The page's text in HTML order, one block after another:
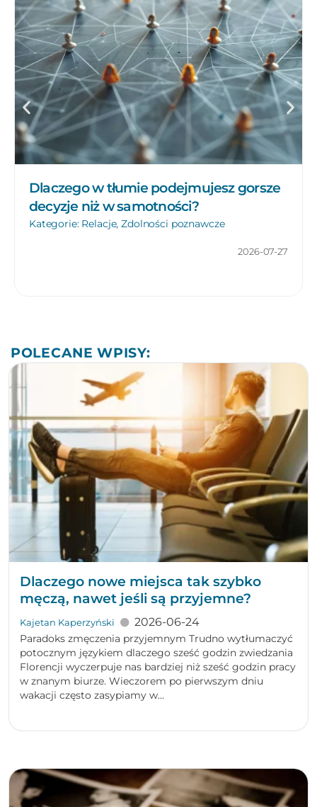
Dlaczego w tłumie podejmujesz gorsze
decyzje niż w samotności?
Kategorie: Relacje,Zdolności poznawcze
2026-07-27
POLECANE WPISY:
Dlaczego nowe miejsca tak szybko
męczą, nawet jeśli są przyjemne?
Kajetan Kaperzyński 2026-06-24
Paradoks zmęczenia przyjemnym Trudno wytłumaczyć
potocznym językiem dlaczego sześć godzin zwiedzania
Florencji wyczerpuje nas bardziej niż sześć godzin pracy
w znanym biurze. Wieczorem po pierwszym dniu
wakacji często zasypiamy w...